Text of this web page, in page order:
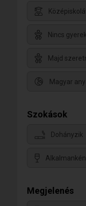
Nincs
Majd
Magyar
Szokások
Dohányzik
Megjelenés